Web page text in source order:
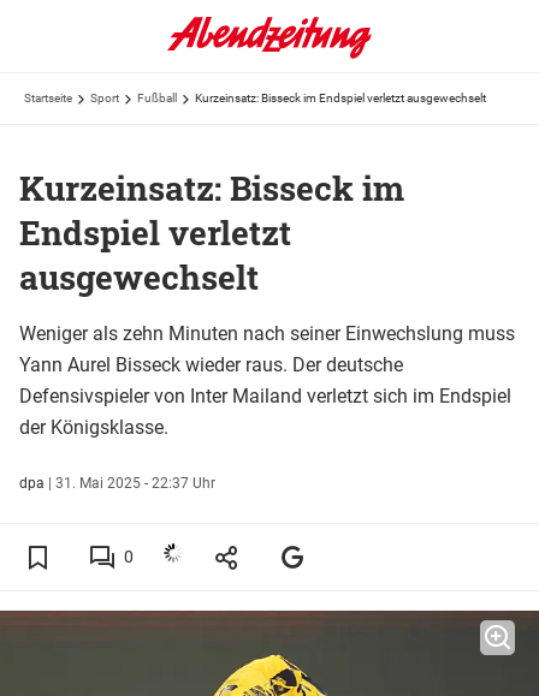
Startseite Sport Fußball Kurzeinsatz: Bisseck im Endspiel verletzt ausgewechselt
Kurzeinsatz: Bisseck im
Endspiel verletzt
ausgewechselt
Weniger als zehn Minuten nach seiner Einwechslung muss
Yann Aurel Bisseck wieder raus. Der deutsche
Defensivspieler von Inter Mailand verletzt sich im Endspiel
der Königsklasse.
dpa | 31. Mai 2025 - 22:37 Uhr
0